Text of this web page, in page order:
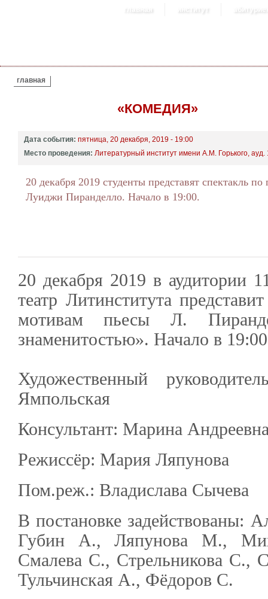
главная институт
ВЫ ЗДЕСЬ
главная
«КОМЕДИЯ»
Дата события: пятница, 20 декабря, 2019 - 19:00
Место проведения: Литературный институт имени А.М. Горького, ауд.
20 декабря 2019 студенты представят спектакль по
Луиджи Пиранделло. Начало в 19:00.
20 декабря 2019 в аудитории
театр Литинститута
мотивам пьесы Л.
знаменитостью». Начало в
Художественный
Ямпольская
Консультант: Марина
Режиссёр: Мария Ляпунова
Пом.реж.: Владислава Сычева
В постановке задействованы:
Губин А., Ляпунова М.,
Смалева С., Стрельникова
Тульчинская А., Фёдоров С.